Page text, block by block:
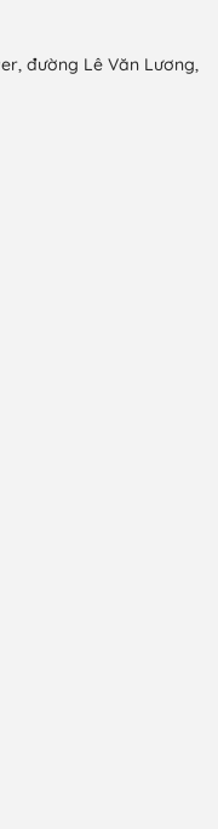
đường Lê Văn Lương,